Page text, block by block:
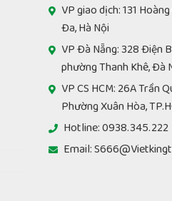
VP giao dịch: 131
Đa, Hà Nội
VP Đà Nẵng: 328 Điện
phường Thanh Khê, Đà
VP CS HCM: 26A Trần
Phường Xuân Hòa,
Hotline: 0938.345.222
Email: